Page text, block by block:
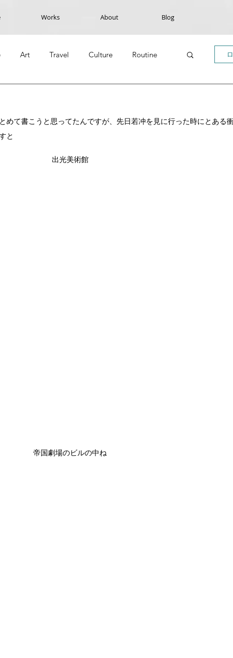
Works About Blog
Art Travel Culture Routine
めて書こうと思ってたんですが、先日若冲を見に行った時にとある
と
出光美術館
帝国劇場のビルの中ね